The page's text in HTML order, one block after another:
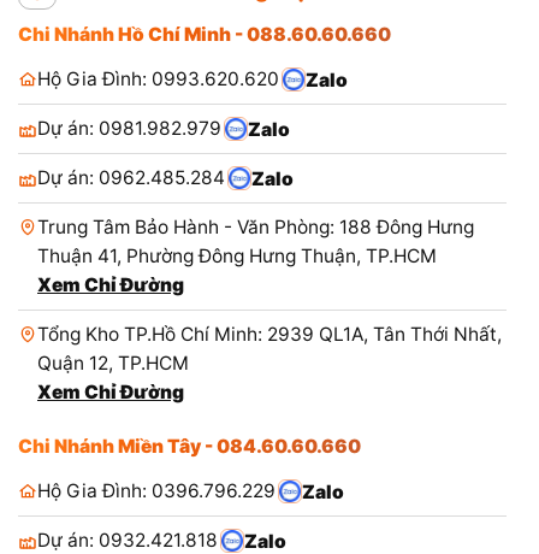
Chi Nhánh Hồ Chí Minh - 088.60.60.660
Hộ Gia Đình: 0993.620.620
Zalo
Dự án: 0981.982.979 Zalo
Dự án: 0962.485.284 Zalo
Trung Tâm Bảo Hành - Văn Phòng: 188 Đông Hưng
Thuận 41, Phường Đông Hưng Thuận, TP.HCM
Xem Chỉ Đường
Tổng Kho TP.Hồ Chí Minh: 2939 QL1A, Tân Thới Nhất,
Quận 12, TP.HCM
Xem Chỉ Đường
Chi Nhánh Miền Tây - 084.60.60.660
Hộ Gia Đình: 0396.796.229
Zalo
Dự án: 0932.421.818 Zalo